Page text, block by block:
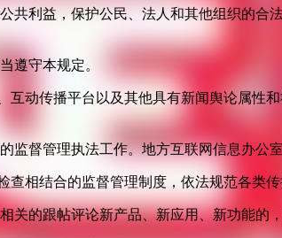
共利益，保护公民、法人和其他组织的
遵守本规定。
动传播平台以及其他具有新闻舆论属性
监督管理执法工作。地方互联网信息办
查相结合的监督管理制度，依法规范各类
关的跟帖评论新产品、新应用、新功能